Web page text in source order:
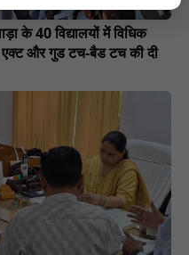
के 40 विद्यालयों में विधिक
एक्ट और गुड टच-बैड टच की दी